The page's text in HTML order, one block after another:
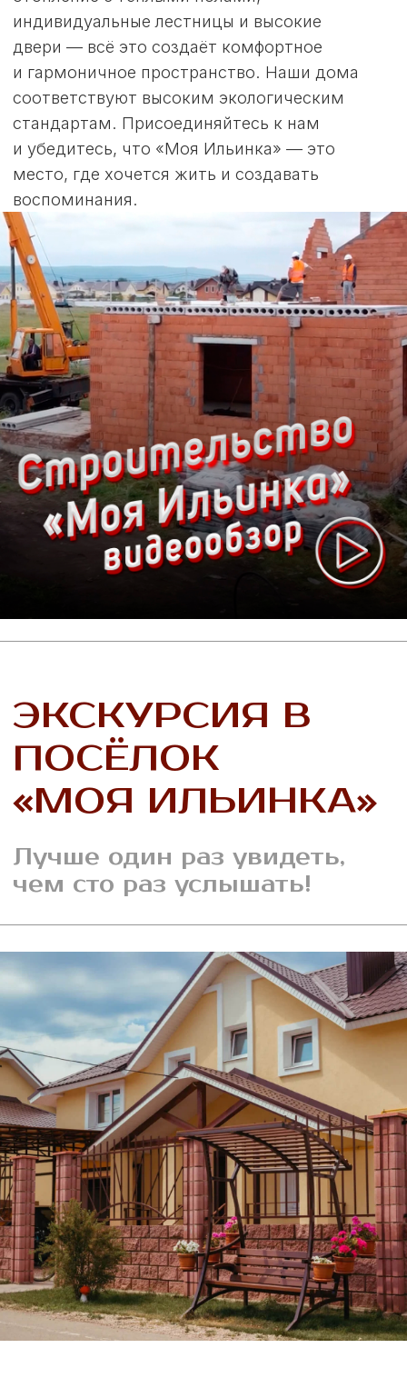
НАШИ
КОНТАКТЫ